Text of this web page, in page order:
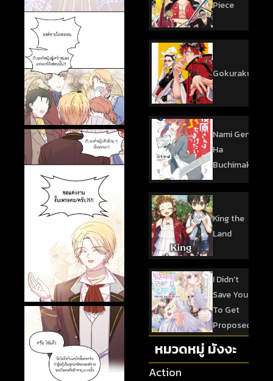
Piece
Gokurakugai
Nami Gensan
Ha
Buchimaketai!
King the
Land
I Didn’t
Save You
To Get
Proposed
หมวดหมู่ มังงะ
Action